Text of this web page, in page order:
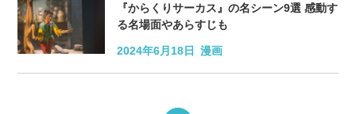
『からくりサーカス』の名シーン9選 感動す
る名場面やあらすじも
2024年6月18日 漫画